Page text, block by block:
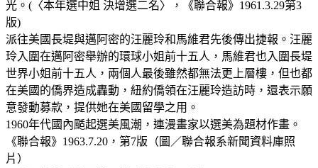
光。(〈本年選中姐 決增選二名〉，《聯合報》1961.3.29第3
版)
派往美國長堤與邁阿密的汪麗玲和馬維君先後傳出捷報。汪麗
玲入圍在邁阿密舉辦的環球小姐前十五人，馬維君也入圍長堤
世界小姐前十五人，兩個人最後雖然都無法更上層樓，但也都
在美國的僑界造成轟動，紐約僑領在汪麗玲造訪時，還表示願
意發動募款，提供她在美國留學之用。
1960年代國內颳起選美風潮，連漫畫家以選美為題材作畫。
《聯合報》1963.7.20，第7版（圖／聯合報系新聞資料庫照
片）